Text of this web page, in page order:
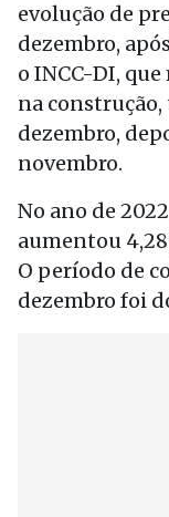
evolução de
dezembro,
o INCC-DI,
na construção,
dezembro,
novembro.
No ano de
aumentou
O período de
dezembro foi